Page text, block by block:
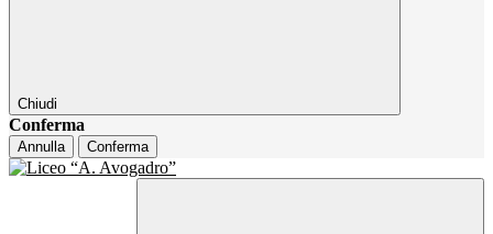
Chiudi
Conferma
Annulla Conferma